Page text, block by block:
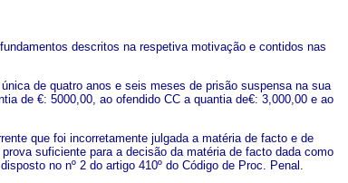
descritos na respetiva motivação e contidos nas
de quatro anos e seis meses de prisão suspensa na sua
de €: 5000,00, ao ofendido CC a quantia de€: 3,000,00 e ao
que foi incorretamente julgada a matéria de facto e de
suficiente para a decisão da matéria de facto dada como
no nº 2 do artigo 410º do Código de Proc. Penal.